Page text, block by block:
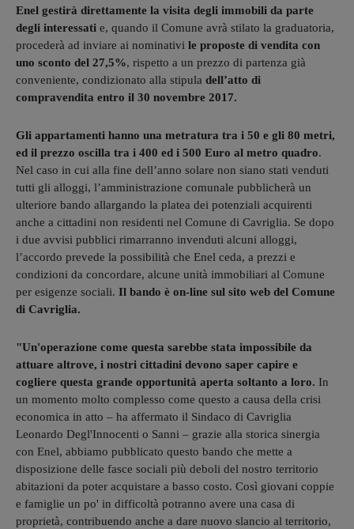
Enel gestirà direttamente la visita degli immobili da parte
degli interessati e, quando il Comune avrà stilato la graduatoria,
procederà ad inviare ai nominativi le proposte di vendita con
uno sconto del 27,5%, rispetto a un prezzo di partenza già
conveniente, condizionato alla stipula dell’atto di
compravendita entro il 30 novembre 2017.
Gli appartamenti hanno una metratura tra i 50 e gli 80 metri,
ed il prezzo oscilla tra i 400 ed i 500 Euro al metro quadro.
Nel caso in cui alla fine dell’anno solare non siano stati venduti
tutti gli alloggi, l’amministrazione comunale pubblicherà un
ulteriore bando allargando la platea dei potenziali acquirenti
anche a cittadini non residenti nel Comune di Cavriglia. Se dopo
i due avvisi pubblici rimarranno invenduti alcuni alloggi,
l’accordo prevede la possibilità che Enel ceda, a prezzi e
condizioni da concordare, alcune unità immobiliari al Comune
per esigenze sociali. Il bando è on-line sul sito web del Comune
di Cavriglia.
"Un'operazione come questa sarebbe stata impossibile da
attuare altrove, i nostri cittadini devono saper capire e
cogliere questa grande opportunità aperta soltanto a loro. In
un momento molto complesso come questo a causa della crisi
economica in atto – ha affermato il Sindaco di Cavriglia
Leonardo Degl'Innocenti o Sanni – grazie alla storica sinergia
con Enel, abbiamo pubblicato questo bando che mette a
disposizione delle fasce sociali più deboli del nostro territorio
abitazioni da poter acquistare a basso costo. Così giovani coppie
e famiglie un po' in difficoltà potranno avere una casa di
proprietà, contribuendo anche a dare nuovo slancio al territorio,